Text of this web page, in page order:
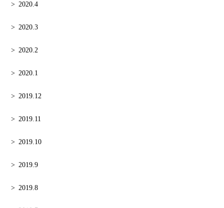
2020.4
2020.3
2020.2
2020.1
2019.12
2019.11
2019.10
2019.9
2019.8